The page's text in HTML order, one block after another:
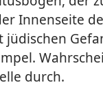
Innenseite
durch.